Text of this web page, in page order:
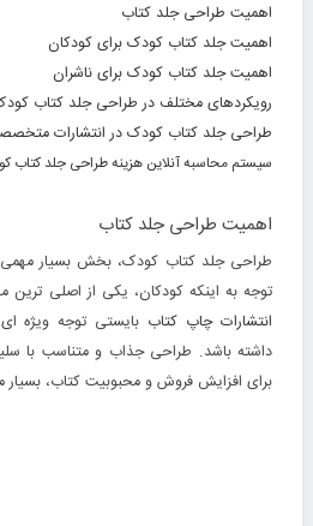
اهمیت طراحی جلد کتاب
اهمیت جلد کتاب کودک برای کودکان
اهمیت جلد کتاب کودک برای ناشران
رویکردهای مختلف در طراحی جلد کتاب
طراحی جلد کتاب کودک در انتشارات
سیستم محاسبه آنلاین هزینه طراحی جلد کتاب
اهمیت طراحی جلد کتاب
طراحی جلد کتاب کودک، بخش بسیار مهمی
توجه به اینکه کودکان، یکی از اصلی
انتشارات چاپ کتاب بایستی توجه ویژه
داشته باشد. طراحی جذاب و متناسب با
برای افزایش فروش و محبوبیت کتاب، بسیار